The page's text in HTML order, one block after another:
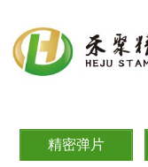
精密弹片